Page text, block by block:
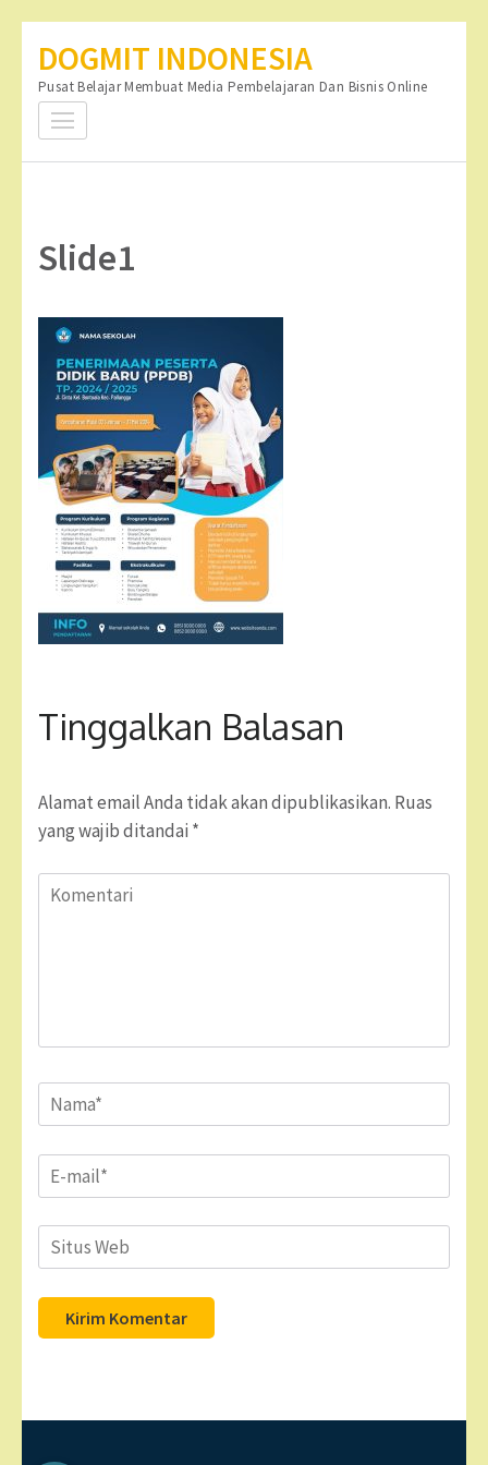
konten
(Tekan
DOGMIT INDONESIA
Pusat Belajar Membuat Media Pembelajaran Dan Bisnis Online
Slide1
Tinggalkan Balasan
Alamat email Anda tidak akan dipublikasikan. Ruas
yang wajib ditandai *
Komentari
Name*
Email*
Situs
Web